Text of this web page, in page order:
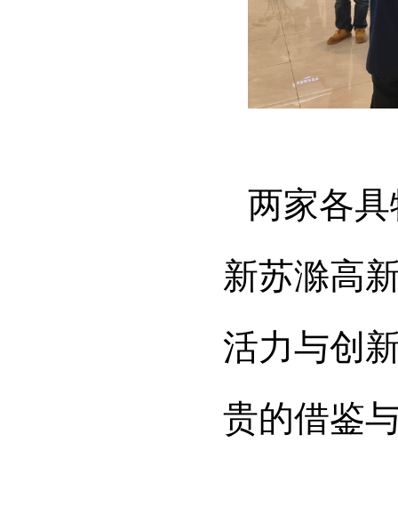
两家各
新苏滁高
活力与创
贵的借鉴